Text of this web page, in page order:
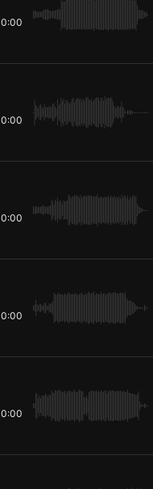
0:00
0:00
0:00
0:00
0:00